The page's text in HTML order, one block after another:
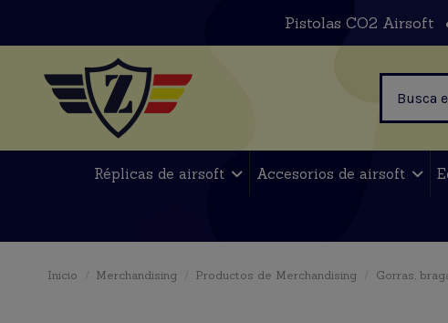
Pistolas CO2 Airsoft
Réplicas de airsoft Accesorios de airsoft
Inicio Merchandising Productos de Merchandising Gorras,